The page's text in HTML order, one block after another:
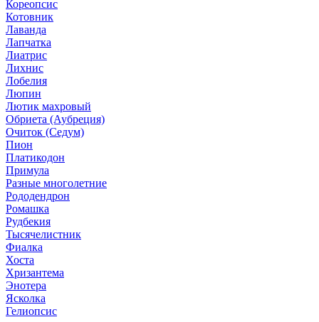
Кореопсис
Котовник
Лаванда
Лапчатка
Лиатрис
Лихнис
Лобелия
Люпин
Лютик махровый
Обриета (Аубреция)
Очиток (Седум)
Пион
Платикодон
Примула
Разные многолетние
Рододендрон
Ромашка
Рудбекия
Тысячелистник
Фиалка
Хоста
Хризантема
Энотера
Ясколка
Гелиопсис